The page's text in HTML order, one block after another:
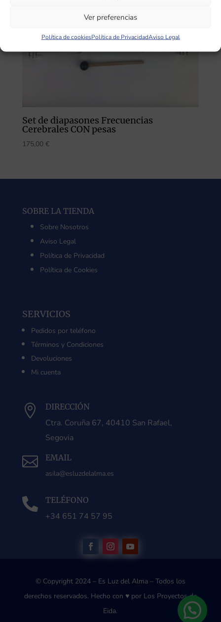
Ver preferencias
Política de cookiesPolítica de PrivacidadAviso Legal
Set de diapasones Frecuencias
Cerebrales CON pesas
175,00 €
SOBRE LA TIENDA
Sobre Nosotros
Aviso Legal
Política de Privacidad
Política de Cookies
SERVICIOS
Pedidos por teléfono
Términos y Condiciones
Devoluciones
Mi cuenta
 DIRECCIÓN
Ctra. Coruña 67, 40410 San Rafael,
Segovia
 EMAIL
asila@esluzdelalma.es
 TELÉFONO
+34 651 74 57 95
© Copyright 2024 – Es Luz del Alma – Todos los
derechos reservados. Hecho con ♥ por Los Proyectos de
Eida.